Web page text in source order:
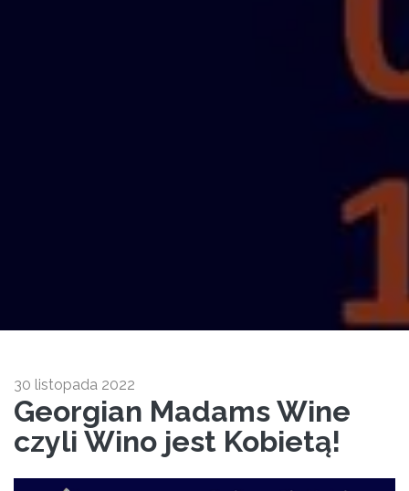
30 listopada 2022
Georgian Madams Wine
czyli Wino jest Kobietą!